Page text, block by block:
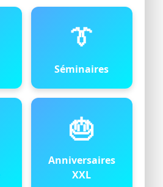
👔
Séminaires
🎂
Anniversaires
XXL